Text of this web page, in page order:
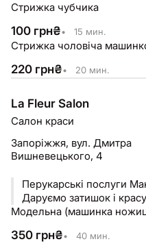
Стрижка чубчика
100 грн₴• 15 мин.
Стрижка чоловіча
220 грн₴• 20 мин.
La Fleur Salon
Салон краси
Запоріжжя, вул. Дмитра
Вишневецького, 4
Перукарські послуги
Даруємо затишок і красу
Модельна (машинка
350 грн₴• 40 мин.